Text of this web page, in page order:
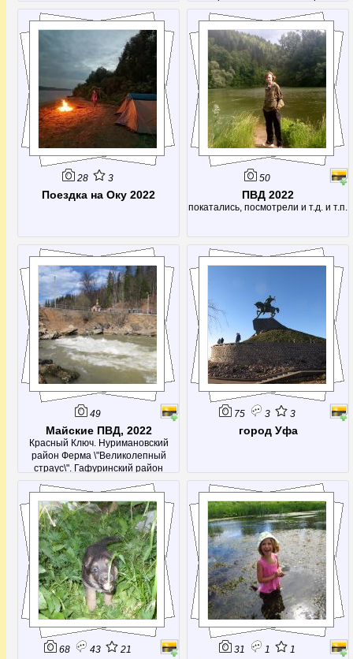
расходу воды (14,7 кубометров в
секунду) его немного опережает
только источник Фонтен де Воклюз
во Франции, да и то лишь в летнее
время - во время таяния снегов
расход возрастает многократно,
28 3
Поездка на Оку 2022
50
ПВД 2022
покатались, посмотрели и т.д. и т.п.
49
Майские ПВД, 2022
Красный Ключ. Нуримановский
район Ферма \"Великолепный
страус\". Гафуринский район
75 3 3
город Уфа
68 43 21 31 1 1